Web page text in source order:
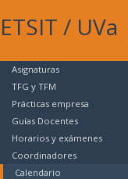
ETSIT / UVa
Asignaturas
TFG y TFM
Prácticas empresa
Guías Docentes
Horarios y exámenes
Coordinadores
Calendario